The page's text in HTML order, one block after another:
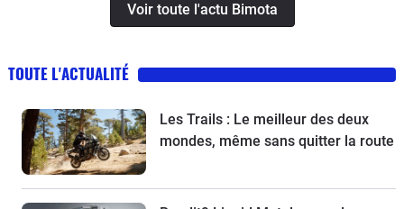
Voir toute l'actu Bimota
TOUTE L'ACTUALITÉ
Les Trails : Le meilleur des deux
mondes, même sans quitter la route